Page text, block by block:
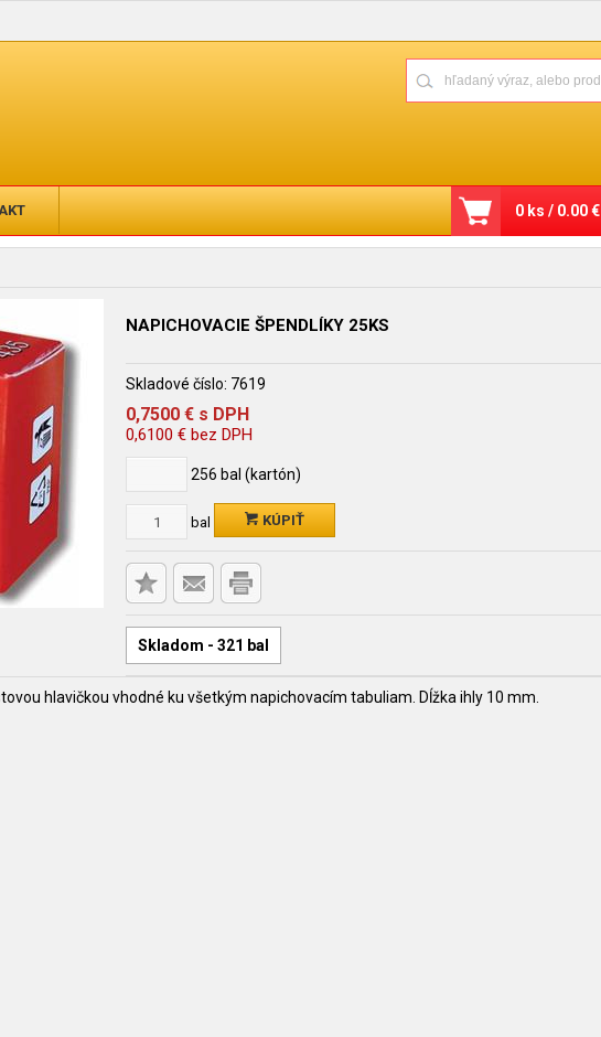
0 ks / 0.00 €
NAPICHOVACIE ŠPENDLÍKY 25KS
Skladové číslo: 7619
0,7500 € s DPH
0,6100 € bez DPH
256 bal (kartón)
bal KÚPIŤ
Skladom - 321 bal
hlavičkou vhodné ku všetkým napichovacím tabuliam. Dĺžka ihly 10 mm.